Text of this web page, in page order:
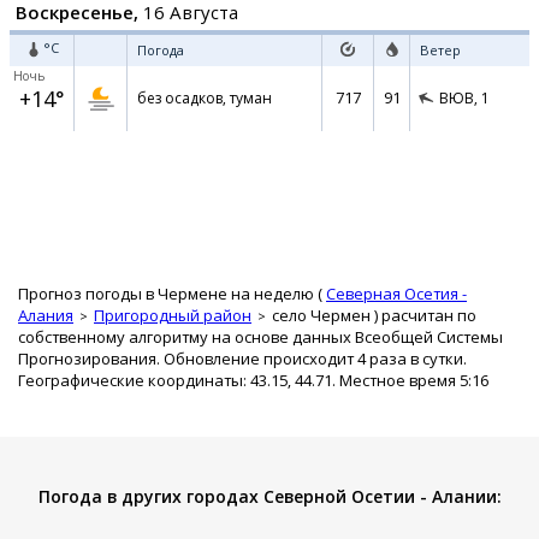
Воскресенье, 16 Августа
°C Погода Ветер
Ночь
+14° без осадков, туман 717 91 ВЮВ, 1
Прогноз погоды в Чермене на неделю (Северная Осетия -
Алания
Пригородный район село Чермен ) расчитан по
собственному алгоритму на основе данных Всеобщей Системы
Прогнозирования. Обновление происходит 4 раза в сутки.
Географические координаты: 43.15, 44.71. Местное время 5:16
Погода в других городах Северной Осетии - Алании: